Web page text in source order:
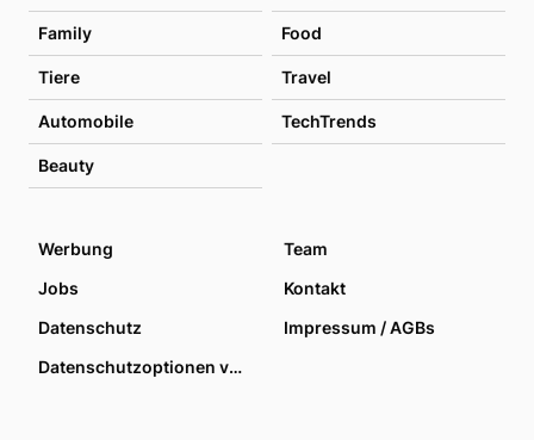
Family Food
Tiere Travel
Automobile TechTrends
Beauty
Werbung
Team
Jobs
Kontakt
Datenschutz
Impressum / AGBs
Datenschutzoptionen verwalten